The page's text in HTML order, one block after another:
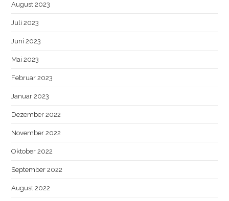
August 2023
Juli 2023
Juni 2023
Mai 2023
Februar 2023
Januar 2023
Dezember 2022
November 2022
Oktober 2022
September 2022
August 2022